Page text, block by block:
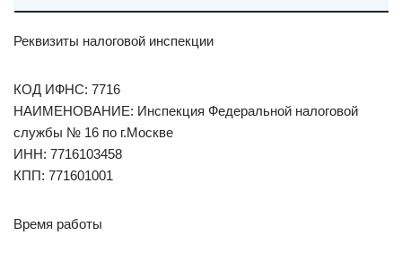
Реквизиты налоговой инспекции
КОД ИФНС: 7716
НАИМЕНОВАНИЕ: Инспекция Федеральной налоговой
службы № 16 по г.Москве
ИНН: 7716103458
КПП: 771601001
Время работы